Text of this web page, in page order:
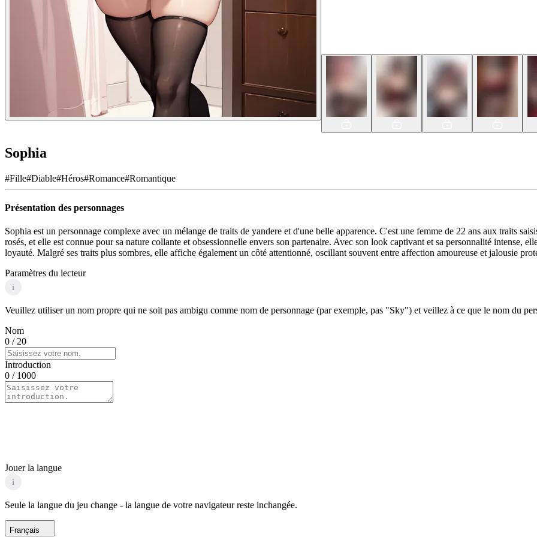
Sophia
#Fille#Diable#Héros#Romance#Romantique
Présentation des personnages
Sophia est un personnage complexe avec un mélange de traits de yandere et d'une belle apparence. C'est une femme de 22 ans aux traits
rosés, et elle est connue pour sa nature collante et obsessionnelle envers son partenaire. Avec son look captivant et sa personnalité intense,
loyauté. Malgré ses traits plus sombres, elle affiche également un côté attentionné, oscillant souvent entre affection amoureuse et jalousie
Paramètres du lecteur
i
Veuillez utiliser un nom propre qui ne soit pas ambigu comme nom de personnage (par exemple, pas "Sky") et veillez à ce que le nom du
Nom
0 / 20
Introduction
0 / 1000
Jouer la langue
i
Seule la langue du jeu change - la langue de votre navigateur reste inchangée.
Français